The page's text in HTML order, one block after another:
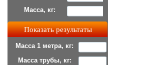
Масса, кг:
Масса 1 метра, кг:
Масса трубы, кг: